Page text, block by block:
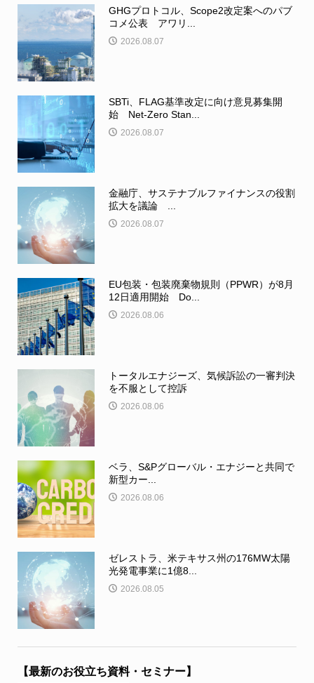
GHGプロトコル、Scope2改定案へのパブ
コメ公表 アワリ...
2026.08.07
SBTi、FLAG基準改定に向け意見募集開
始 Net-Zero Stan...
2026.08.07
金融庁、サステナブルファイナンスの役割
拡大を議論 ...
2026.08.07
EU包装・包装廃棄物規則（PPWR）が8月
12日適用開始 Do...
2026.08.06
トータルエナジーズ、気候訴訟の一審判決
を不服として控訴
2026.08.06
ベラ、S&Pグローバル・エナジーと共同で
新型カー...
2026.08.06
ゼレストラ、米テキサス州の176MW太陽
光発電事業に1億8...
2026.08.05
【最新のお役立ち資料・セミナー】